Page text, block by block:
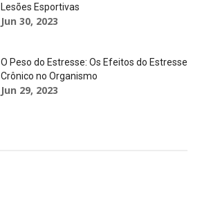
Lesões Esportivas
Jun 30, 2023
O Peso do Estresse: Os Efeitos do Estresse
Crônico no Organismo
Jun 29, 2023